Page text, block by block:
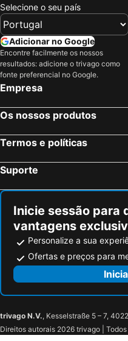
Selecione o seu país
Adicionar no Google
Encontre facilmente os nossos
resultados: adicione o trivago como
fonte preferencial no Google.
Empresa
Os nossos produtos
Termos e políticas
Suporte
Inicie sessão para
vantagens
Personalize a sua
Ofertas e preços para
trivago N.V., Kesselstraße 5 – 7,
Direitos autorais 2026 trivago |